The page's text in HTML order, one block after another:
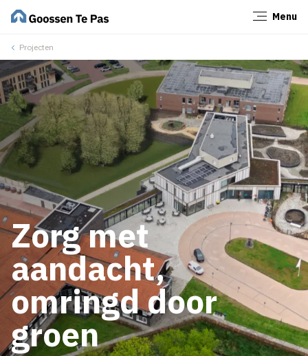
Menu
Projecten
Zorg met
aandacht,
omringd door
groen
Sluiten